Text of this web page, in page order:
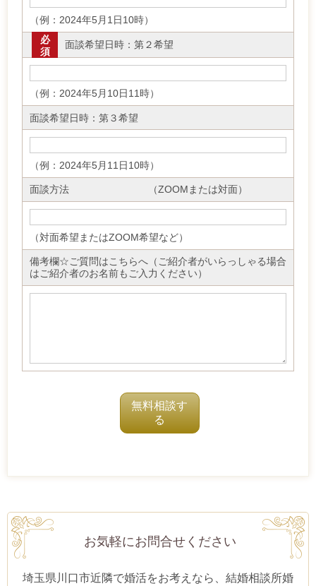
（例：2024年5月1日10時）
面談希望日時：第２希望
必
須
（例：2024年5月10日11時）
面談希望日時：第３希望
（例：2024年5月11日10時）
面談方法 （ZOOMまたは対面）
（対面希望またはZOOM希望など）
備考欄☆ご質問はこちらへ（ご紹介者がいらっしゃる場合
はご紹介者のお名前もご入力ください）
お気軽にお問合せください
埼玉県川口市近隣で婚活をお考えなら、結婚相談所婚